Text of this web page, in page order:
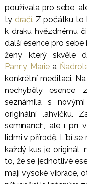
používala pro sebe,
ty dračí. Z počátku to
k draku hvězdnému
další esence pro sebe
ženy, který skvěle
Panny Mariea
konkrétní meditaci.
nechyběly esence
seznámila s
originální lahvičku.
seminářích, ale i při
lidmi v přírodě. Líbí se
každý kus je originál,
to, že se jednotlivé
mají vysoké vibrace,